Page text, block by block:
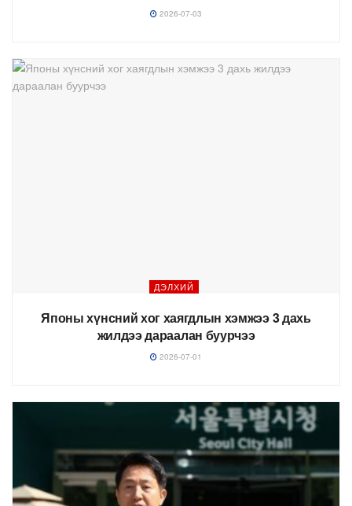
2026-07-03
ДЭЛХИЙ
Японы хүнсний хог хаягдлын хэмжээ 3 дахь
жилдээ дараалан буурчээ
2026-07-01